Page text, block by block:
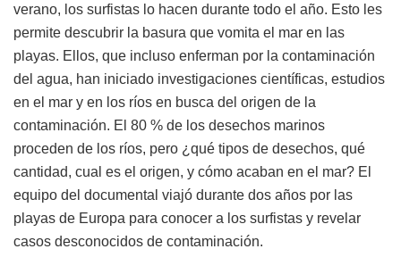
verano, los surfistas lo hacen durante todo el año. Esto les
permite descubrir la basura que vomita el mar en las
playas. Ellos, que incluso enferman por la contaminación
del agua, han iniciado investigaciones científicas, estudios
en el mar y en los ríos en busca del origen de la
contaminación. El 80 % de los desechos marinos
proceden de los ríos, pero ¿qué tipos de desechos, qué
cantidad, cual es el origen, y cómo acaban en el mar? El
equipo del documental viajó durante dos años por las
playas de Europa para conocer a los surfistas y revelar
casos desconocidos de contaminación.